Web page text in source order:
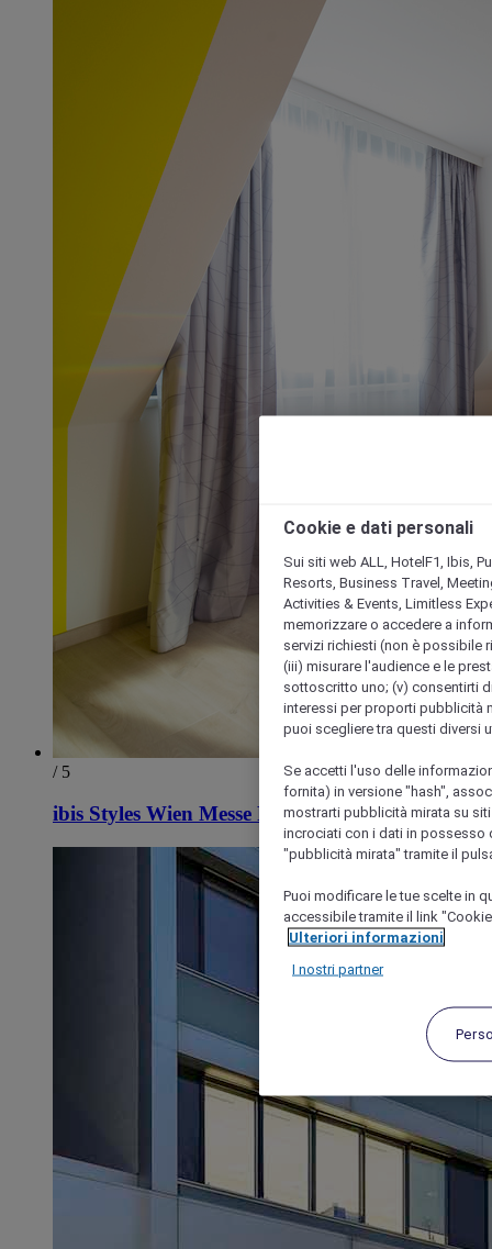
/ 5
ibis Styles Wien Messe Prater
Cookie e dati personali
Sui siti web ALL, HotelF1, Ibis,
Resorts, Business Travel,
Activities & Events, Limitless
memorizzare o accedere a
servizi richiesti (non è possibile
(iii) misurare l'audience e le
sottoscritto uno; (v) consentirti
interessi per proporti pubblicità
puoi scegliere tra questi diversi
Se accetti l'uso delle
fornita) in versione "hash",
mostrarti pubblicità mirata su
incrociati con i dati in possesso
"pubblicità mirata" tramite il
Puoi modificare le tue scelte in
accessibile tramite il link
Ulteriori informazioni
I nostri partner